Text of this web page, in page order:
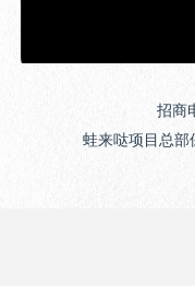
招商
蛙来哒项目总部